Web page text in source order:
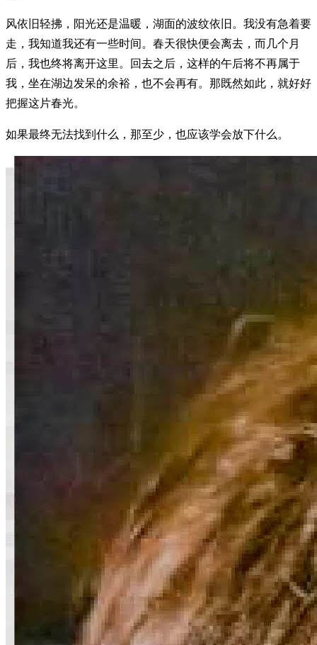
风依旧轻拂，阳光还是温暖，湖面的波纹依旧。我没有急着要
走，我知道我还有一些时间。春天很快便会离去，而几个月
后，我也终将离开这里。回去之后，这样的午后将不再属于
我，坐在湖边发呆的余裕，也不会再有。那既然如此，就好好
把握这片春光。
如果最终无法找到什么，那至少，也应该学会放下什么。